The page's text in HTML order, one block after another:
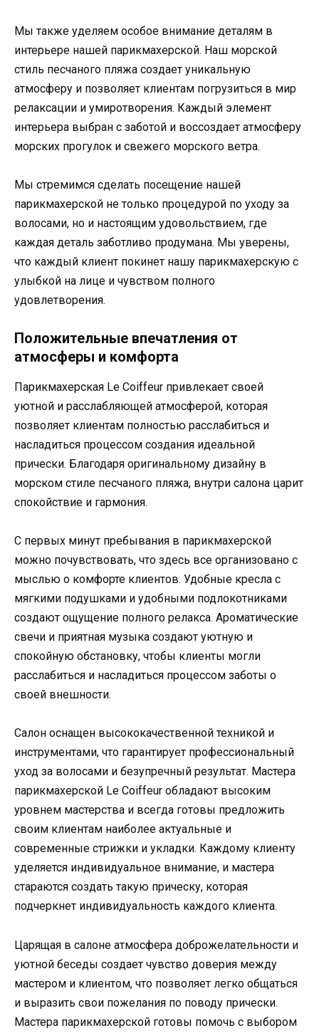
Мы также уделяем особое внимание деталям в
интерьере нашей парикмахерской. Наш морской
стиль песчаного пляжа создает уникальную
атмосферу и позволяет клиентам погрузиться в мир
релаксации и умиротворения. Каждый элемент
интерьера выбран с заботой и воссоздает атмосферу
морских прогулок и свежего морского ветра.
Мы стремимся сделать посещение нашей
парикмахерской не только процедурой по уходу за
волосами, но и настоящим удовольствием, где
каждая деталь заботливо продумана. Мы уверены,
что каждый клиент покинет нашу парикмахерскую с
улыбкой на лице и чувством полного
удовлетворения.
Положительные впечатления от
атмосферы и комфорта
Парикмахерская Le Coiffeur привлекает своей
уютной и расслабляющей атмосферой, которая
позволяет клиентам полностью расслабиться и
насладиться процессом создания идеальной
прически. Благодаря оригинальному дизайну в
морском стиле песчаного пляжа, внутри салона царит
спокойствие и гармония.
С первых минут пребывания в парикмахерской
можно почувствовать, что здесь все организовано с
мыслью о комфорте клиентов. Удобные кресла с
мягкими подушками и удобными подлокотниками
создают ощущение полного релакса. Ароматические
свечи и приятная музыка создают уютную и
спокойную обстановку, чтобы клиенты могли
расслабиться и насладиться процессом заботы о
своей внешности.
Салон оснащен высококачественной техникой и
инструментами, что гарантирует профессиональный
уход за волосами и безупречный результат. Мастера
парикмахерской Le Coiffeur обладают высоким
уровнем мастерства и всегда готовы предложить
своим клиентам наиболее актуальные и
современные стрижки и укладки. Каждому клиенту
уделяется индивидуальное внимание, и мастера
стараются создать такую прическу, которая
подчеркнет индивидуальность каждого клиента.
Царящая в салоне атмосфера доброжелательности и
уютной беседы создает чувство доверия между
мастером и клиентом, что позволяет легко общаться
и выразить свои пожелания по поводу прически.
Мастера парикмахерской готовы помочь с выбором